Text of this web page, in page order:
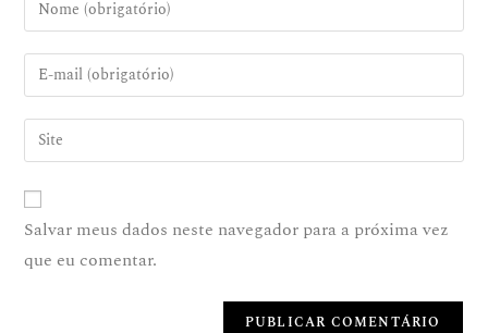
Salvar meus dados neste navegador para a próxima vez
que eu comentar.